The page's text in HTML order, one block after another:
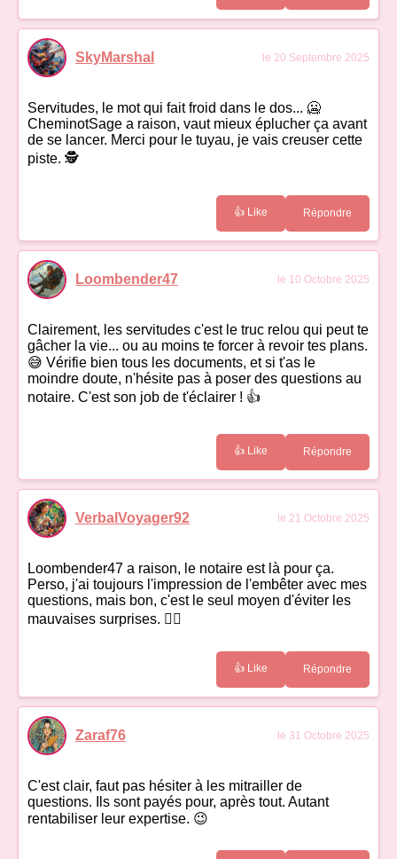
SkyMarshal le 20 Septembre 2025
Servitudes, le mot qui fait froid dans le dos... 🥶
CheminotSage a raison, vaut mieux éplucher ça avant
de se lancer. Merci pour le tuyau, je vais creuser cette
piste. 🕵️
👍 Like Répondre
Loombender47 le 10 Octobre 2025
Clairement, les servitudes c'est le truc relou qui peut te
gâcher la vie... ou au moins te forcer à revoir tes plans.
😅 Vérifie bien tous les documents, et si t'as le
moindre doute, n'hésite pas à poser des questions au
notaire. C'est son job de t'éclairer ! 👍
👍 Like Répondre
VerbalVoyager92 le 21 Octobre 2025
Loombender47 a raison, le notaire est là pour ça.
Perso, j'ai toujours l'impression de l'embêter avec mes
questions, mais bon, c'est le seul moyen d'éviter les
mauvaises surprises. 👩‍⚖️
👍 Like Répondre
Zaraf76 le 31 Octobre 2025
C'est clair, faut pas hésiter à les mitrailler de
questions. Ils sont payés pour, après tout. Autant
rentabiliser leur expertise. 😉